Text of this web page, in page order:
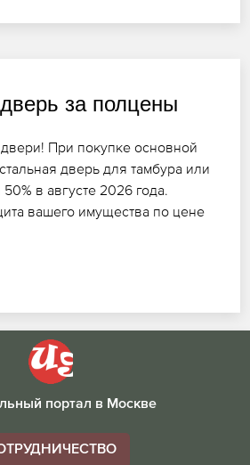
за полцены
При покупке основной
дверь для тамбура или
в августе 2026 года.
вашего имущества по цене
портал в Москве